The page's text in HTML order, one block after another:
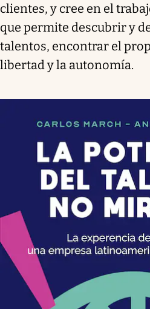
clientes, y cree en el
que permite descubrir y
talentos, encontrar el
libertad y la autonomía.